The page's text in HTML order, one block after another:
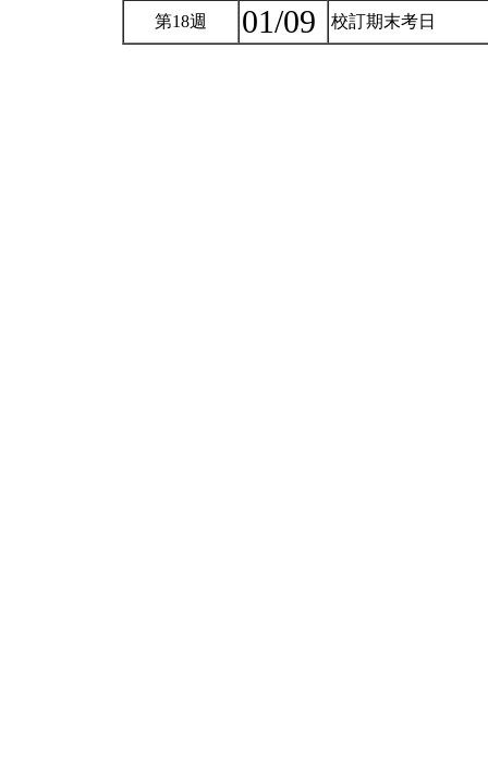
第18週 01/09 校訂期末考日